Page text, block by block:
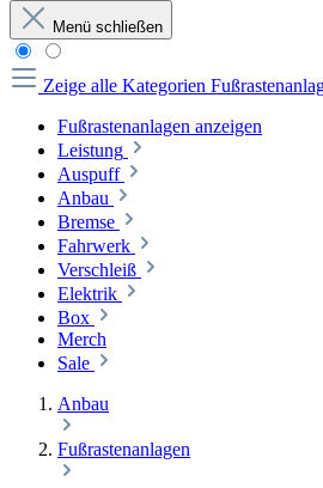
Menü schließen
Zeige alle Kategorien
Fußrastenanlagen anzeigen
Leistung
Auspuff
Anbau
Bremse
Fahrwerk
Verschleiß
Elektrik
Box
Merch
Sale
Anbau
Fußrastenanlagen